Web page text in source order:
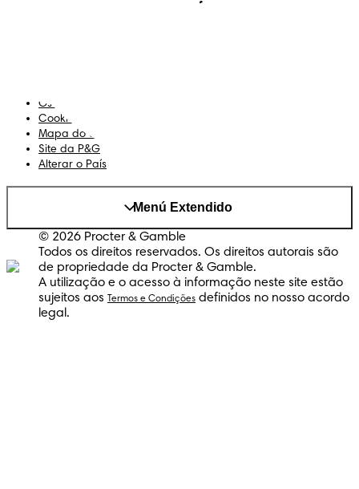
Os Meus Dados
Cookies
Mapa do Site
Site da P&G
Alterar o País
Menú Extendido
© 2026 Procter & Gamble
Todos os direitos reservados. Os direitos autorais são
de propriedade da Procter & Gamble.
A utilização e o acesso à informação neste site estão
sujeitos aos
Termos e Condições definidos no nosso acordo
legal.